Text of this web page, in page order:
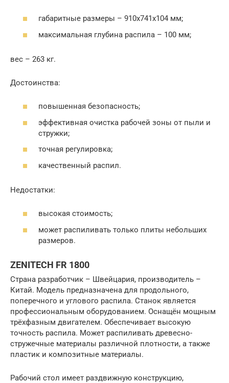
габаритные размеры – 910х741х104 мм;
максимальная глубина распила – 100 мм;
вес – 263 кг.
Достоинства:
повышенная безопасность;
эффективная очистка рабочей зоны от пыли и
стружки;
точная регулировка;
качественный распил.
Недостатки:
высокая стоимость;
может распиливать только плиты небольших
размеров.
ZENITECH FR 1800
Страна разработчик – Швейцария, производитель –
Китай. Модель предназначена для продольного,
поперечного и углового распила. Станок является
профессиональным оборудованием. Оснащён мощным
трёхфазным двигателем. Обеспечивает высокую
точность распила. Может распиливать древесно-
стружечные материалы различной плотности, а также
пластик и композитные материалы.
Рабочий стол имеет раздвижную конструкцию,